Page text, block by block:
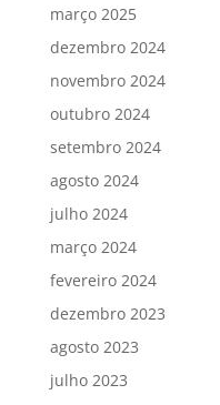
março 2025
dezembro 2024
novembro 2024
outubro 2024
setembro 2024
agosto 2024
julho 2024
março 2024
fevereiro 2024
dezembro 2023
agosto 2023
julho 2023